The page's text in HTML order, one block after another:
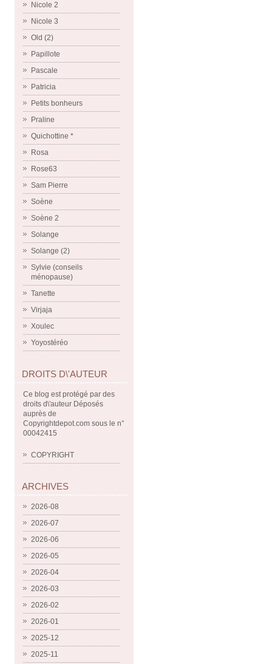
Nicole 2
Nicole 3
Old (2)
Papillote
Pascale
Patricia
Petits bonheurs
Praline
Quichottine *
Rosa
Rose63
Sam Pierre
Soène
Soène 2
Solange
Solange (2)
Sylvie (conseils
ménopause)
Tanette
Virjaja
Xoulec
Yoyostéréo
DROITS D\'AUTEUR
Ce blog est protégé par des
droits d\'auteur Déposés
auprès de
Copyrightdepot.com sous le n°
00042415
COPYRIGHT
ARCHIVES
2026-08
2026-07
2026-06
2026-05
2026-04
2026-03
2026-02
2026-01
2025-12
2025-11